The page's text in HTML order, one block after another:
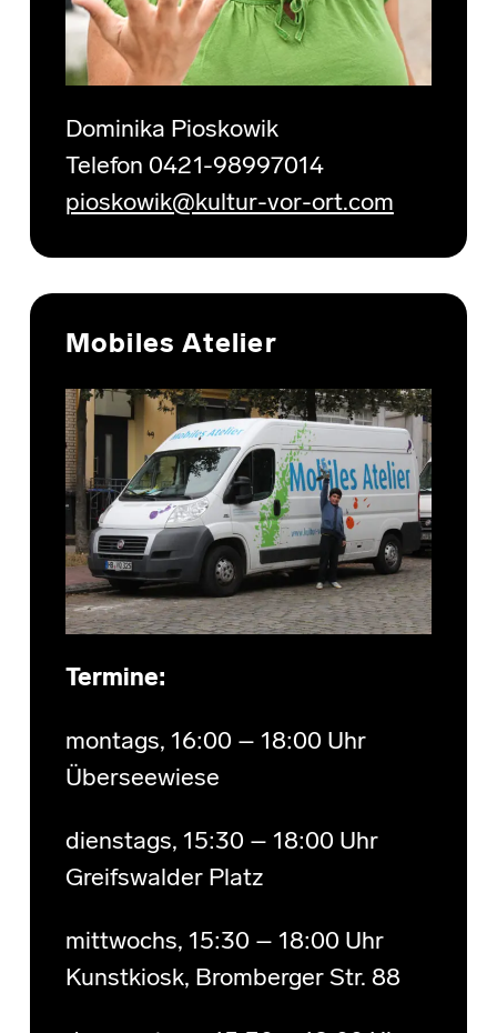
Dominika Pioskowik
Telefon 0421-98997014
pioskowik@kultur-vor-ort.com
Mobiles Atelier
Termine:
montags, 16:00 – 18:00 Uhr
Überseewiese
dienstags, 15:30 – 18:00 Uhr
Greifswalder Platz
mittwochs, 15:30 – 18:00 Uhr
Kunstkiosk, Bromberger Str. 88